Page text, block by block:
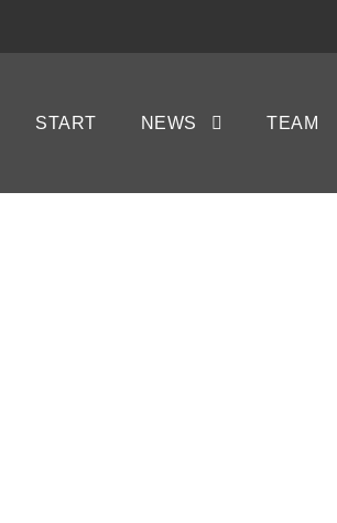
START NEWS TEAM
2024